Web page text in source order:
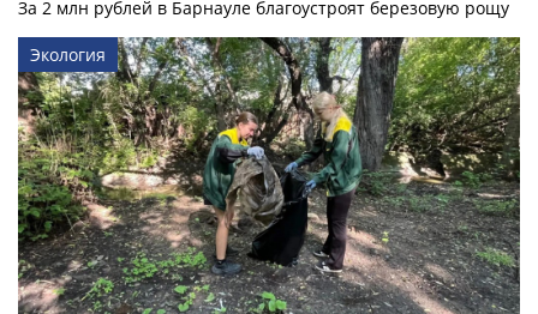
За 2 млн рублей в Барнауле благоустроят березовую рощу
Экология